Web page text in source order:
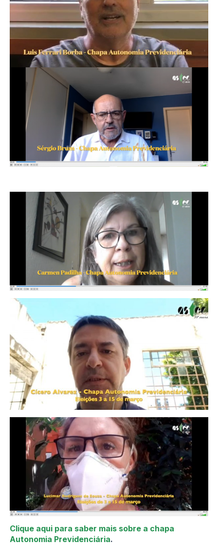
Clique aqui para saber mais sobre a chapa
Autonomia Previdenciária.